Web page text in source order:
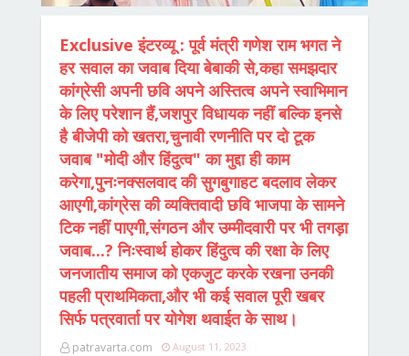
Exclusive इंटरव्यू : पूर्व मंत्री गणेश राम भगत ने
हर सवाल का जवाब दिया बेबाकी से,कहा समझदार
कांग्रेसी अपनी छवि अपने अस्तित्व अपने स्वाभिमान
के लिए परेशान हैं,जशपुर विधायक नहीं बल्कि इनसे
है बीजेपी को खतरा,चुनावी रणनीति पर दो टूक
जवाब "मोदी और हिंदुत्व" का मुद्दा ही काम
करेगा,पुनःनक्सलवाद की सुगबुगाहट बदलाव लेकर
आएगी,कांग्रेस की व्यक्तिवादी छवि भाजपा के सामने
टिक नहीं पाएगी,संगठन और उम्मीदवारी पर भी तगड़ा
जवाब...? निःस्वार्थ होकर हिंदुत्व की रक्षा के लिए
जनजातीय समाज को एकजुट करके रखना उनकी
पहली प्राथमिकता,और भी कई सवाल पूरी खबर
सिर्फ पत्रवार्ता पर योगेश थवाईत के साथ।
patravarta.com August 11, 2023